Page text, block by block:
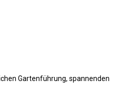
Gartenführung, spannenden